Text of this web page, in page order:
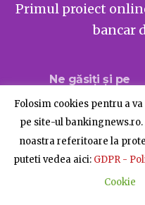
Primul proiect
bancar
Ne găsiți și pe
© BankingNews -
Despre
Folosim cookies pentru a
pe site-ul
noastra referitoare la
puteti vedea aici: GDPR -
Cookie